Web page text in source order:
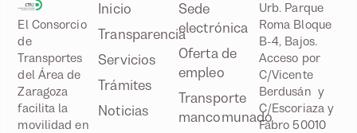
El Consorcio
de
Transportes
del Área de
Zaragoza
facilita la
movilidad en
Sede
electrónica
Oferta de
empleo
Transporte
mancomunado
Inicio
Transparencia
Servicios
Trámites
Noticias
Urb. Parque
Roma Bloque
B-4, Bajos.
Acceso por
C/Vicente
Berdusán y
C/Escoriaza y
Fabro 50010